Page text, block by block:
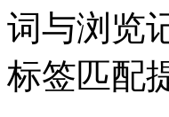
词与浏览
标签匹配